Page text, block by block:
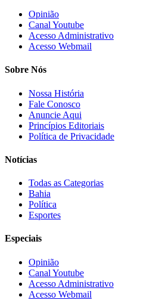
Opinião
Canal Youtube
Acesso Administrativo
Acesso Webmail
Sobre Nós
Nossa História
Fale Conosco
Anuncie Aqui
Princípios Editoriais
Política de Privacidade
Notícias
Todas as Categorias
Bahia
Política
Esportes
Especiais
Opinião
Canal Youtube
Acesso Administrativo
Acesso Webmail